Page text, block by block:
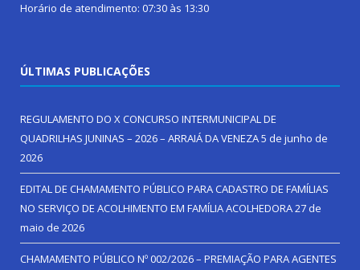
Horário de atendimento: 07:30 às 13:30
ÚLTIMAS PUBLICAÇÕES
REGULAMENTO DO X CONCURSO INTERMUNICIPAL DE
QUADRILHAS JUNINAS – 2026 – ARRAIÁ DA VENEZA5 de junho de
2026
EDITAL DE CHAMAMENTO PÚBLICO PARA CADASTRO DE FAMÍLIAS
NO SERVIÇO DE ACOLHIMENTO EM FAMÍLIA ACOLHEDORA27 de
maio de 2026
CHAMAMENTO PÚBLICO Nº 002/2026 – PREMIAÇÃO PARA AGENTES